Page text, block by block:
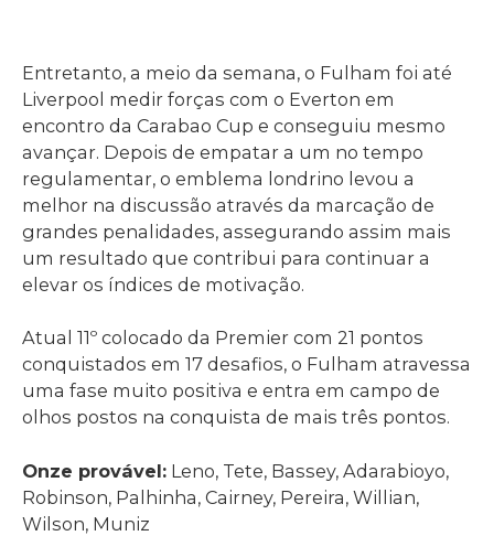
Entretanto, a meio da semana, o Fulham foi até
Liverpool medir forças com o Everton em
encontro da Carabao Cup e conseguiu mesmo
avançar. Depois de empatar a um no tempo
regulamentar, o emblema londrino levou a
melhor na discussão através da marcação de
grandes penalidades, assegurando assim mais
um resultado que contribui para continuar a
elevar os índices de motivação.
Atual 11º colocado da Premier com 21 pontos
conquistados em 17 desafios, o Fulham atravessa
uma fase muito positiva e entra em campo de
olhos postos na conquista de mais três pontos.
Onze provável: Leno, Tete, Bassey, Adarabioyo,
Robinson, Palhinha, Cairney, Pereira, Willian,
Wilson, Muniz